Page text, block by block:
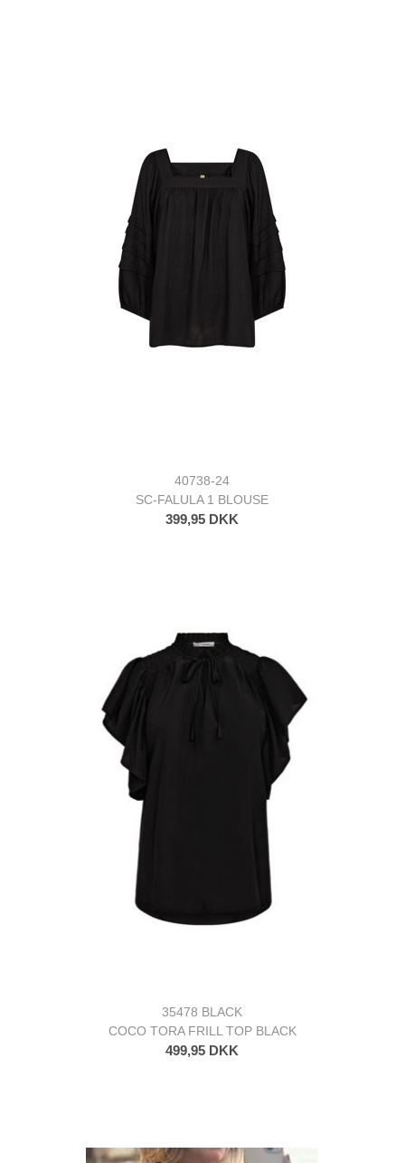
40738-24
SC-FALULA 1 BLOUSE
399,95 DKK
35478 BLACK
COCO TORA FRILL TOP BLACK
499,95 DKK